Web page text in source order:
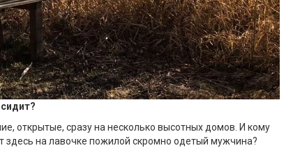
открытые, сразу на несколько высотных домов. И кому
здесь на лавочке пожилой скромно одетый мужчина?